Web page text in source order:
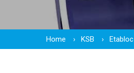
Home KSB Etabloc